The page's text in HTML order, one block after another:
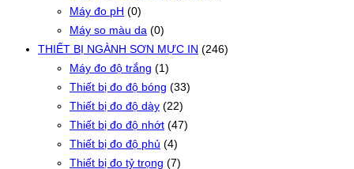
Máy đo pH (0)
Máy so màu da (0)
THIẾT BỊ NGÀNH SƠN MỰC IN (246)
Máy đo độ trắng (1)
Thiết bị đo độ bóng (33)
Thiết bị đo độ dày (22)
Thiết bị đo độ nhớt (47)
Thiết bị đo độ phủ (4)
Thiết bị đo tỷ trọng (7)